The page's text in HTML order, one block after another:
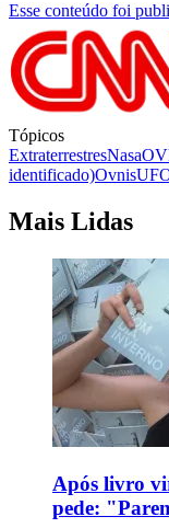
Esse conteúdo foi
Tópicos
ExtraterrestresNasa
identificado)Ovnis
Mais Lidas
Após livro
pede: